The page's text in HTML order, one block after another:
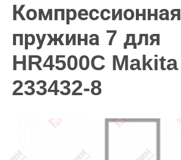
Компрессионная
пружина 7 для
HR4500C Makita
233432-8